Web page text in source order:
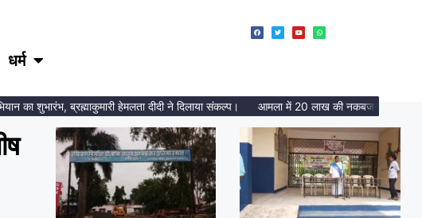
धर्म
ब्रह्माकुमारी हेमलता दीदी ने दिलाया संकल्प। आमला में 20 लाख की नकबजनी का पर्दाफाश, 2